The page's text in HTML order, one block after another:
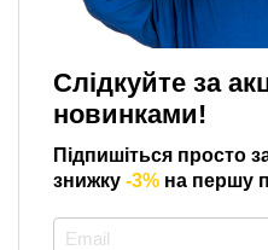
Слідкуйте за
новинками!
Підпишіться просто
знижку -3% на першу